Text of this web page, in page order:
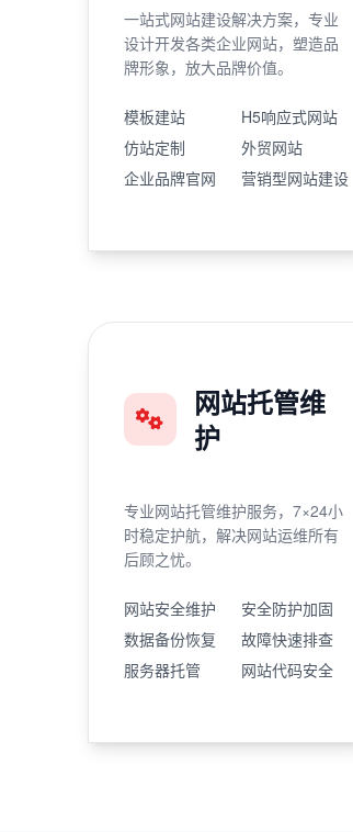
一站式网站建设解决方案，专业
设计开发各类企业网站，塑造品
牌形象，放大品牌价值。
模板建站
H5响应式网站
仿站定制
外贸网站
企业品牌官网
营销型网站建设
网站托管维
护
专业网站托管维护服务，7×24小
时稳定护航，解决网站运维所有
后顾之忧。
网站安全维护
安全防护加固
数据备份恢复
故障快速排查
服务器托管
网站代码安全